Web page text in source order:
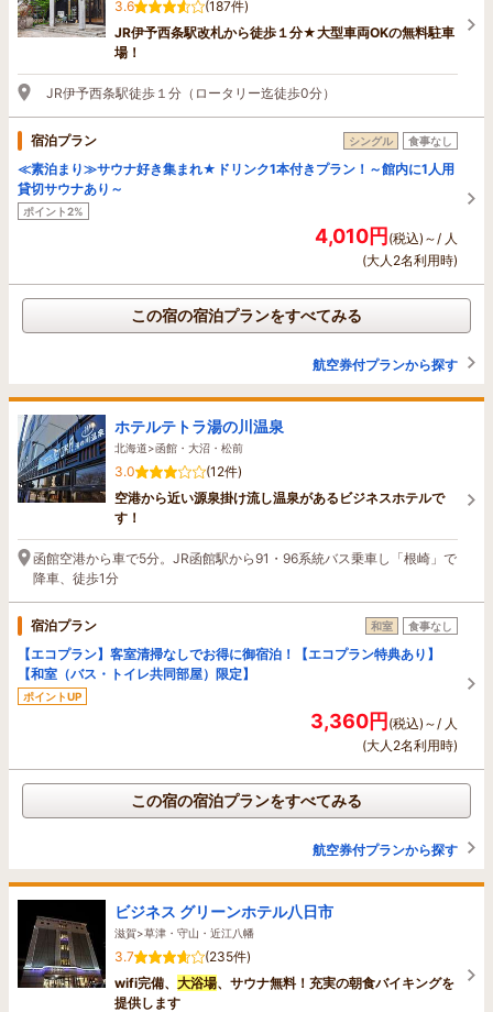
3.6
(187件)
JR伊予西条駅改札から徒歩１分★大型車両OKの無料駐車
場！
JR伊予西条駅徒歩１分（ロータリー迄徒歩0分）
宿泊プラン シングル 食事なし
≪素泊まり≫サウナ好き集まれ★ドリンク1本付きプラン！～館内に1人用
貸切サウナあり～
ポイント2%
4,010円(税込)～/ 人
(大人2名利用時)
この宿の宿泊プランをすべてみる
航空券付プランから探す
ホテルテトラ湯の川温泉
北海道>函館・大沼・松前
3.0
(12件)
空港から近い源泉掛け流し温泉があるビジネスホテルで
す！
函館空港から車で5分。JR函館駅から91・96系統バス乗車し「根崎」で
降車、徒歩1分
宿泊プラン 和室 食事なし
【エコプラン】客室清掃なしでお得に御宿泊！【エコプラン特典あり】
【和室（バス・トイレ共同部屋）限定】
ポイントUP
3,360円(税込)～/ 人
(大人2名利用時)
この宿の宿泊プランをすべてみる
航空券付プランから探す
ビジネス グリーンホテル八日市
滋賀>草津・守山・近江八幡
3.7
(235件)
wifi完備、 大浴場、サウナ無料！充実の朝食バイキングを
提供します